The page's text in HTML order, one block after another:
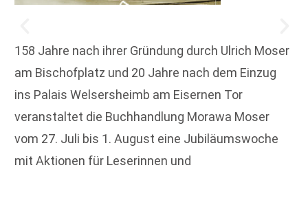
158 Jahre nach ihrer Gründung durch Ulrich Moser
am Bischofplatz und 20 Jahre nach dem Einzug
ins Palais Welsersheimb am Eisernen Tor
veranstaltet die Buchhandlung Morawa Moser
vom 27. Juli bis 1. August eine Jubiläumswoche
mit Aktionen für Leserinnen und